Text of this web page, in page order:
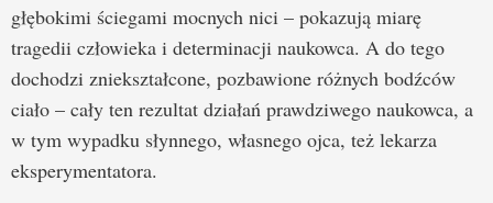
głębokimi ściegami mocnych nici – pokazują miarę
tragedii człowieka i determinacji naukowca. A do tego
dochodzi zniekształcone, pozbawione różnych bodźców
ciało – cały ten rezultat działań prawdziwego naukowca, a
w tym wypadku słynnego, własnego ojca, też lekarza
eksperymentatora.